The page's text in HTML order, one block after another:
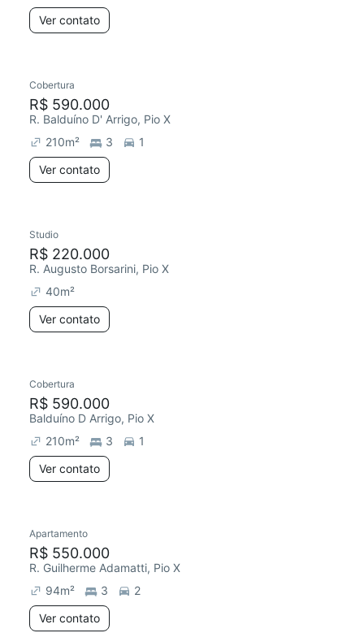
Ver contato
Cobertura
R$ 590.000
R. Balduíno D' Arrigo, Pio X
210m² 3
1
Ver contato
Chegou este mês
Studio
R$ 220.000
R. Augusto Borsarini, Pio X
40m²
Ver contato
Chegou este mês
Cobertura
R$ 590.000
Balduíno D Arrigo, Pio X
210m² 3
1
Ver contato
Redecorar
Apartamento
R$ 550.000
R. Guilherme Adamatti, Pio X
94m² 3
2
Ver contato